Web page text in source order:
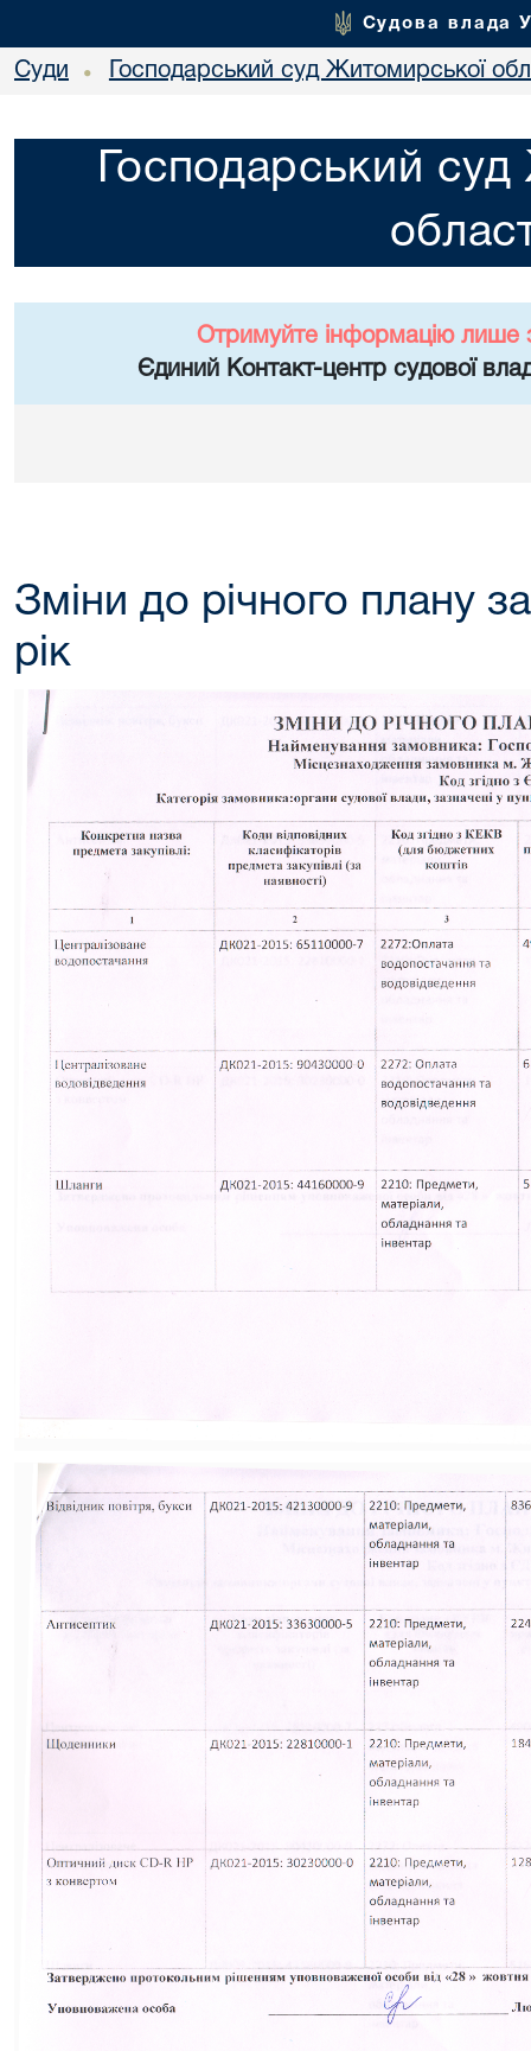
Судова влада
Суди • Господарський суд Житомирської
Господарський
Отримуйте інформацію лише
Єдиний Контакт-центр судової
Зміни до річного плану
рік